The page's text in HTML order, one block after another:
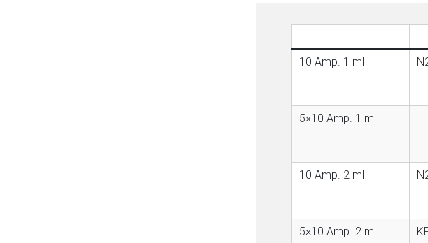
10 Amp. 1 ml
5×10 Amp. 1 ml
10 Amp. 2 ml
5×10 Amp. 2 ml